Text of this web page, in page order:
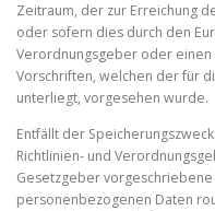
Zeitraum, der zur Erreichung
oder sofern dies durch den
Verordnungsgeber oder
Vorschriften, welchen der für
unterliegt, vorgesehen wurde.
Entfällt der
Richtlinien- und
Gesetzgeber
personenbezogenen Daten